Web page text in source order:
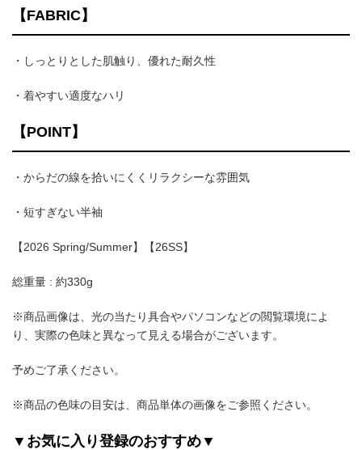
【FABRIC】
・しっとりとした肌触り、優れた耐久性
・着やすい適度なハリ
【POINT】
・からだの線を拾いにくくリラクシーな雰囲気
・短すぎない半袖
【2026 Spring/Summer】【26SS】
総重量 : 約330g
※商品画像は、光の当たり具合やパソコンなどの閲覧環境によ
り、実際の色味と異なって見える場合がございます。
予めご了承ください。
※商品の色味の目安は、商品単体の画像をご参照ください。
▼お気に入り登録のおすすめ▼